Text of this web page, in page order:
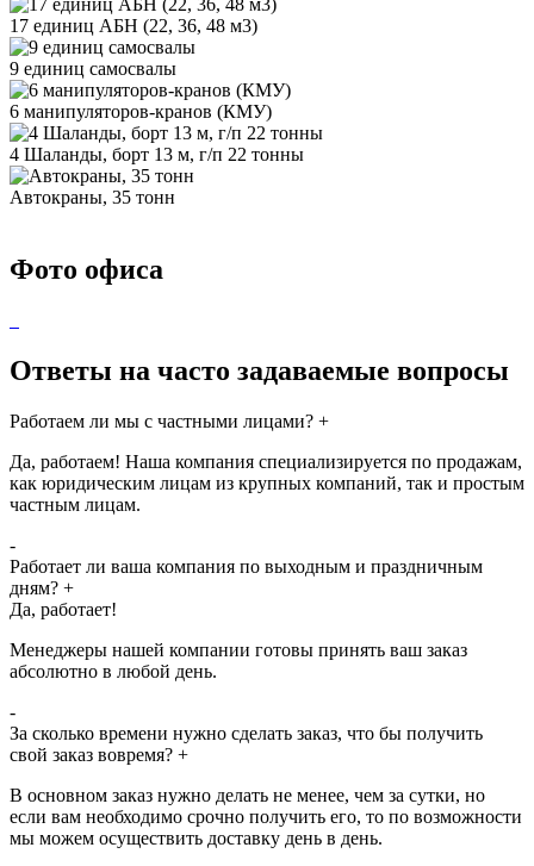
17 единиц АБН (22, 36, 48 м3)
9 единиц самосвалы
6 манипуляторов-кранов (КМУ)
4 Шаланды, борт 13 м, г/п 22 тонны
Автокраны, 35 тонн
Фото офиса
Ответы на часто задаваемые вопросы
Работаем ли мы с частными лицами? +
Да, работаем! Наша компания специализируется по продажам,
как юридическим лицам из крупных компаний, так и простым
частным лицам.
-
Работает ли ваша компания по выходным и праздничным
дням? +
Да, работает!
Менеджеры нашей компании готовы принять ваш заказ
абсолютно в любой день.
-
За сколько времени нужно сделать заказ, что бы получить
свой заказ вовремя? +
В основном заказ нужно делать не менее, чем за сутки, но
если вам необходимо срочно получить его, то по возможности
мы можем осуществить доставку день в день.